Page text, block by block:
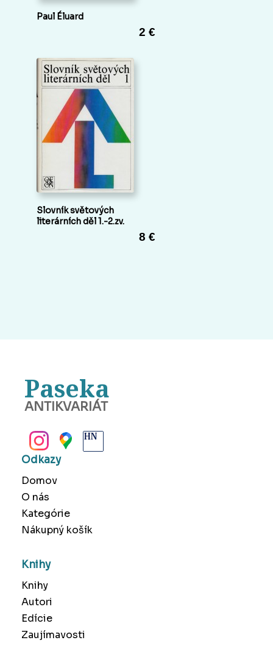
Paul Éluard
2 €
Slovník světových
literárních děl 1.-2.zv.
8 €
Paseka
ANTIKVARIÁT
Odkazy
Domov
O nás
Kategórie
Nákupný košík
Knihy
Knihy
Autori
Edície
Zaujímavosti